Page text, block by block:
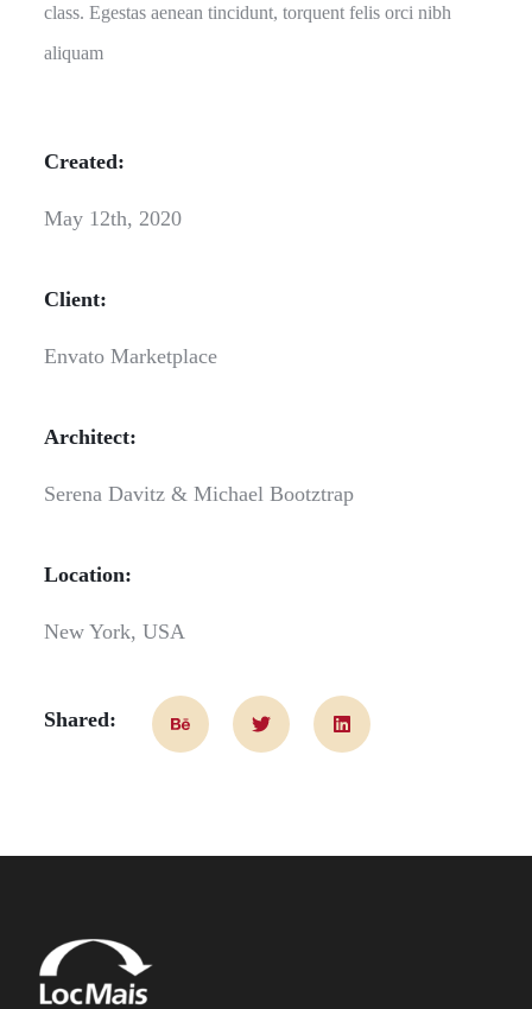
class. Egestas aenean tincidunt, torquent felis orci nibh
aliquam
Created:
May 12th, 2020
Client:
Envato Marketplace
Architect:
Serena Davitz & Michael Bootztrap
Location:
New York, USA
Shared: